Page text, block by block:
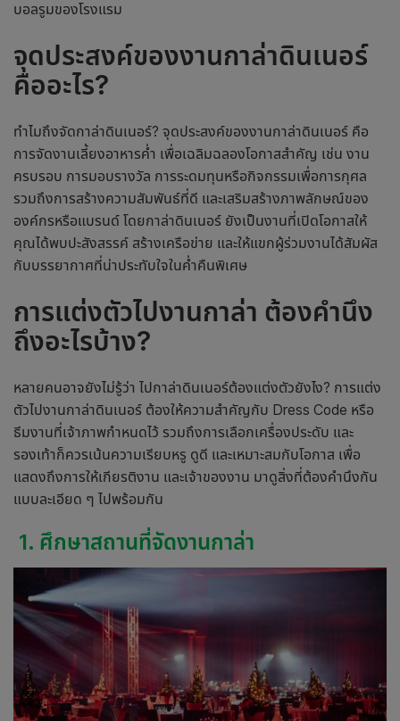
บอลรูมของโรงแรม
จุดประสงค์ของงานกาล่าดินเนอร์
คืออะไร?
ทำไมถึงจัดกาล่าดินเนอร์? จุดประสงค์ของงานกาล่าดินเนอร์ คือ
การจัดงานเลี้ยงอาหารค่ำ เพื่อเฉลิมฉลองโอกาสสำคัญ เช่น งาน
ครบรอบ การมอบรางวัล การระดมทุนหรือกิจกรรมเพื่อการกุศล
รวมถึงการสร้างความสัมพันธ์ที่ดี และเสริมสร้างภาพลักษณ์ของ
องค์กรหรือแบรนด์ โดยกาล่าดินเนอร์ ยังเป็นงานที่เปิดโอกาสให้
คุณได้พบปะสังสรรค์ สร้างเครือข่าย และให้แขกผู้ร่วมงานได้สัมผัส
กับบรรยากาศที่น่าประทับใจในค่ำคืนพิเศษ
การแต่งตัวไปงานกาล่า ต้องคำนึง
ถึงอะไรบ้าง?
หลายคนอาจยังไม่รู้ว่า ไปกาล่าดินเนอร์ต้องแต่งตัวยังไง? การแต่ง
ตัวไปงานกาล่าดินเนอร์ ต้องให้ความสำคัญกับ Dress Code หรือ
ธีมงานที่เจ้าภาพกำหนดไว้ รวมถึงการเลือกเครื่องประดับ และ
รองเท้าก็ควรเน้นความเรียบหรู ดูดี และเหมาะสมกับโอกาส เพื่อ
แสดงถึงการให้เกียรติงาน และเจ้าของงาน มาดูสิ่งที่ต้องคำนึงกัน
แบบละเอียด ๆ ไปพร้อมกัน
1. ศึกษาสถานที่จัดงานกาล่า